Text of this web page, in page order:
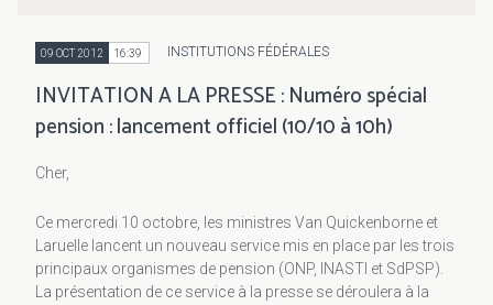
09 OCT 2012 16:39 INSTITUTIONS FÉDÉRALES
INVITATION A LA PRESSE : Numéro spécial
pension : lancement officiel (10/10 à 10h)
Cher,
Ce mercredi 10 octobre, les ministres Van Quickenborne et
Laruelle lancent un nouveau service mis en place par les trois
principaux organismes de pension (ONP, INASTI et SdPSP).
La présentation de ce service à la presse se déroulera à la